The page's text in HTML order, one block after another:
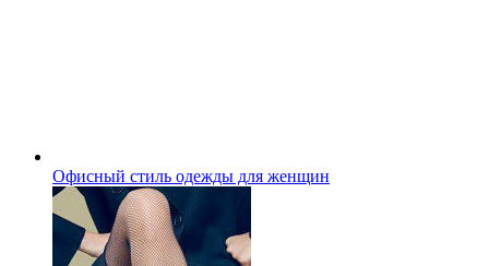
Офисный стиль одежды для женщин